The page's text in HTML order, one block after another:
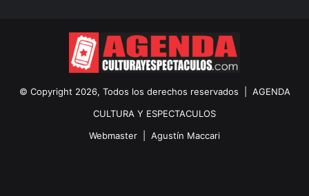
© Copyright 2026, Todos los derechos reservados | AGENDA
CULTURA Y ESPECTACULOS
Webmaster | Agustín Maccari